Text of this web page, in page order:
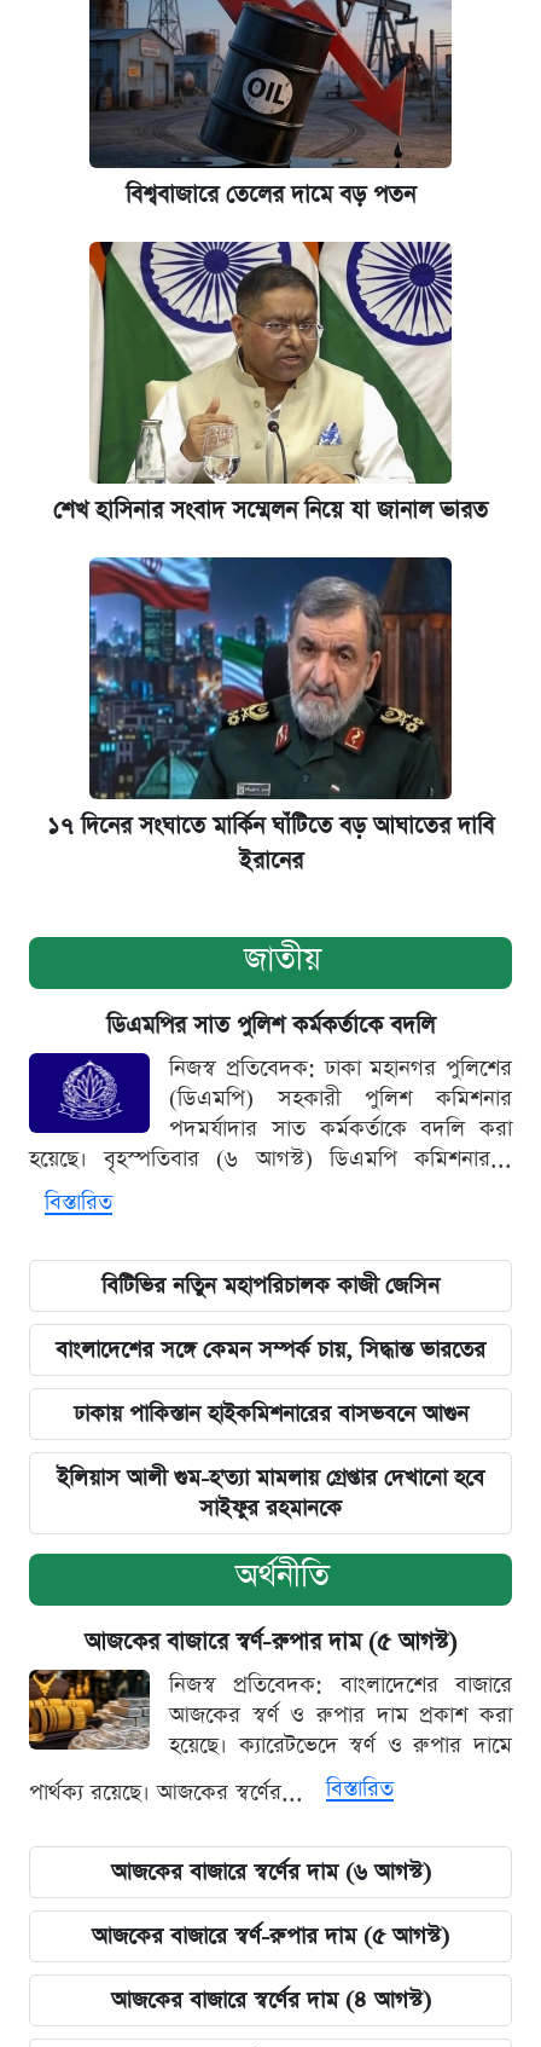
বিশ্ববাজারে তেলের দামে বড় পতন
শেখ হাসিনার সংবাদ সম্মেলন নিয়ে যা জানাল ভারত
১৭ দিনের সংঘাতে মার্কিন ঘাঁটিতে বড় আঘাতের দাবি
ইরানের
জাতীয়
ডিএমপির সাত পুলিশ কর্মকর্তাকে বদলি
নিজস্ব প্রতিবেদক: ঢাকা মহানগর পুলিশের
(ডিএমপি) সহকারী পুলিশ কমিশনার
পদমর্যাদার সাত কর্মকর্তাকে বদলি করা
হয়েছে। বৃহস্পতিবার (৬ আগস্ট) ডিএমপি কমিশনার...
বিস্তারিত
বিটিভির নতিুন মহাপরিচালক কাজী জেসিন
বাংলাদেশের সঙ্গে কেমন সম্পর্ক চায়, সিদ্ধান্ত ভারতের
ঢাকায় পাকিস্তান হাইকমিশনারের বাসভবনে আগুন
ইলিয়াস আলী গুম-হ'ত্যা মামলায় গ্রেপ্তার দেখানো হবে
সাইফুর রহমানকে
অর্থনীতি
আজকের বাজারে স্বর্ণ-রুপার দাম (৫ আগস্ট)
নিজস্ব প্রতিবেদক: বাংলাদেশের বাজারে
আজকের স্বর্ণ ও রুপার দাম প্রকাশ করা
হয়েছে। ক্যারেটভেদে স্বর্ণ ও রুপার দামে
পার্থক্য রয়েছে। আজকের স্বর্ণের...
বিস্তারিত
আজকের বাজারে স্বর্ণের দাম (৬ আগস্ট)
আজকের বাজারে স্বর্ণ-রুপার দাম (৫ আগস্ট)
আজকের বাজারে স্বর্ণের দাম (৪ আগস্ট)